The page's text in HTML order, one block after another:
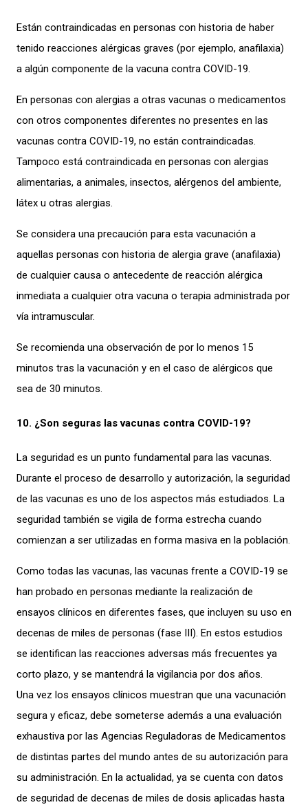
Están contraindicadas en personas con historia de haber
tenido reacciones alérgicas graves (por ejemplo, anafilaxia)
a algún componente de la vacuna contra COVID-19.
En personas con alergias a otras vacunas o medicamentos
con otros componentes diferentes no presentes en las
vacunas contra COVID-19, no están contraindicadas.
Tampoco está contraindicada en personas con alergias
alimentarias, a animales, insectos, alérgenos del ambiente,
látex u otras alergias.
Se considera una precaución para esta vacunación a
aquellas personas con historia de alergia grave (anafilaxia)
de cualquier causa o antecedente de reacción alérgica
inmediata a cualquier otra vacuna o terapia administrada por
vía intramuscular.
Se recomienda una observación de por lo menos 15
minutos tras la vacunación y en el caso de alérgicos que
sea de 30 minutos.
10. ¿Son seguras las vacunas contra COVID-19?
La seguridad es un punto fundamental para las vacunas.
Durante el proceso de desarrollo y autorización, la seguridad
de las vacunas es uno de los aspectos más estudiados. La
seguridad también se vigila de forma estrecha cuando
comienzan a ser utilizadas en forma masiva en la población.
Como todas las vacunas, las vacunas frente a COVID-19 se
han probado en personas mediante la realización de
ensayos clínicos en diferentes fases, que incluyen su uso en
decenas de miles de personas (fase III). En estos estudios
se identifican las reacciones adversas más frecuentes ya
corto plazo, y se mantendrá la vigilancia por dos años.
Una vez los ensayos clínicos muestran que una vacunación
segura y eficaz, debe someterse además a una evaluación
exhaustiva por las Agencias Reguladoras de Medicamentos
de distintas partes del mundo antes de su autorización para
su administración. En la actualidad, ya se cuenta con datos
de seguridad de decenas de miles de dosis aplicadas hasta